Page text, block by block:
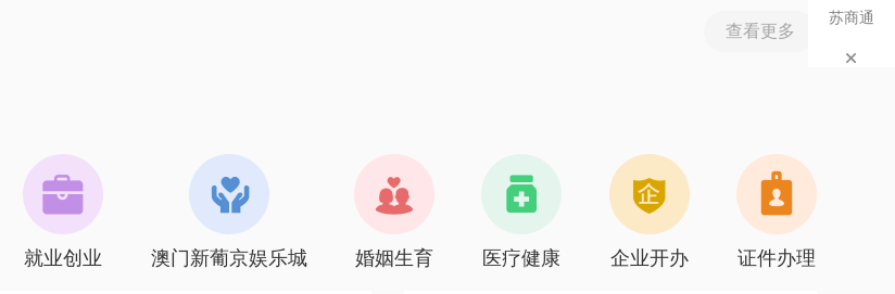
查看更多
就业创业 澳门新葡京娱乐城 婚姻生育 医疗健康 企业开办 证件办理
苏商通